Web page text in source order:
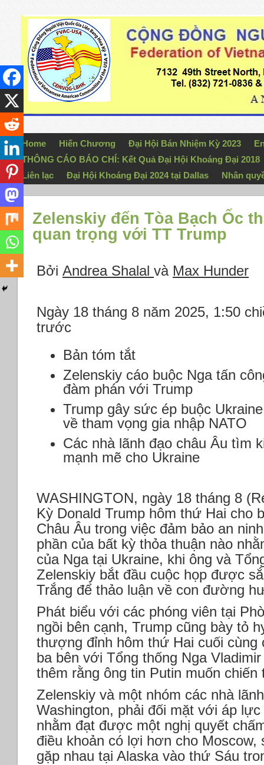
Home Hiến Chương Đại Hội Bán Nhiệm Kỳ 2023
THÔNG CÁO BÁO CHÍ: Kết Quả Đại Hội Khoáng Đại 2018
Liên lạc
Đại Hội Khoáng Đại 2024 tại Dallas Nhân
Zelenskiy đến Tòa Bạch Ốc
quan trọng với TT Trump
Bởi Andrea Shalal và Max Hunder
Ngày 18 tháng 8 năm 2025, 1:50
trước
Bản tóm tắt
Zelenskiy cáo buộc Nga tấn
đàm phán với Trump
Trump gây sức ép buộc
về tham vọng gia nhập NATO
Các nhà lãnh đạo châu Âu tìm
mạnh mẽ cho Ukraine
WASHINGTON, ngày 18 tháng 8
Kỳ Donald Trump hôm thứ Hai cho
Châu Âu trong việc đảm bảo an
phần của bất kỳ thỏa thuận nào
của Nga tại Ukraine, khi ông và
Zelenskiy bắt đầu cuộc họp được
Trắng để thảo luận về con đường
Phát biểu với các phóng viên tại
ngồi bên cạnh, Trump cũng bày tỏ
thượng đỉnh hôm thứ Hai cuối cùng
ba bên với Tổng thống Nga
thêm rằng ông tin Putin muốn chiến
Zelenskiy và một nhóm các nhà
Washington, phải đối mặt với áp
nhằm đạt được một nghị quyết
điều khoản có lợi hơn cho Moscow,
gặp nhau tại Alaska vào thứ Sáu